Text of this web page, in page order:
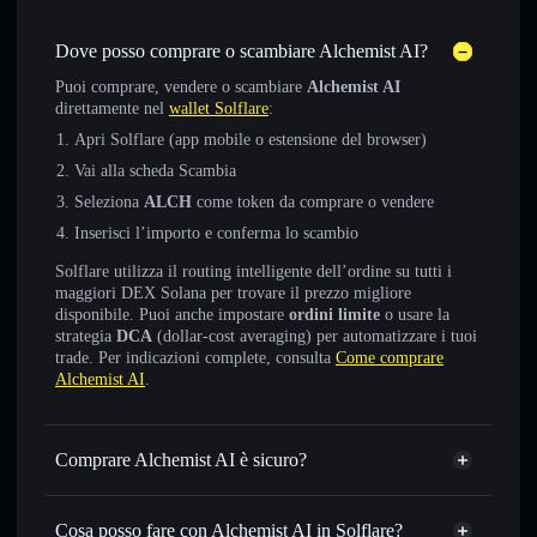
Dove posso comprare o scambiare Alchemist AI?
Puoi comprare, vendere o scambiare Alchemist AI
direttamente nel wallet Solflare:
Apri Solflare (app mobile o estensione del browser)
Vai alla scheda Scambia
Seleziona ALCH come token da comprare o vendere
Inserisci l’importo e conferma lo scambio
Solflare utilizza il routing intelligente dell’ordine su tutti i
maggiori DEX Solana per trovare il prezzo migliore
disponibile. Puoi anche impostare ordini limite o usare la
strategia DCA (dollar-cost averaging) per automatizzare i tuoi
trade. Per indicazioni complete, consulta Come comprare
Alchemist AI.
Comprare Alchemist AI è sicuro?
Alchemist AI token verificato
Cosa posso fare con Alchemist AI in Solflare?